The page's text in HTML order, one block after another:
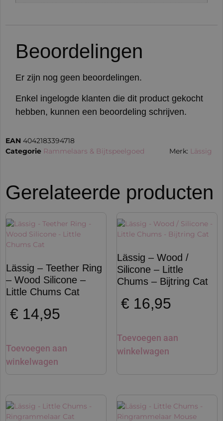
Beoordelingen
Er zijn nog geen beoordelingen.
Enkel ingelogde klanten die dit product gekocht
hebben, kunnen een beoordeling schrijven.
EAN 4042183394718
Categorie Rammelaars & Bijtspeelgoed Merk: Lässig
Gerelateerde producten
Lässig – Teether Ring
– Wood Silicone –
Little Chums Cat
€ 14,95
Toevoegen aan
winkelwagen
Lässig – Wood /
Silicone – Little
Chums – Bijtring Cat
€ 16,95
Toevoegen aan
winkelwagen